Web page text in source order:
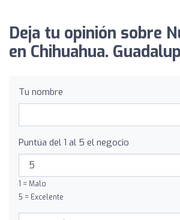
Deja tu opinión sobre
en Chihuahua.
Tu nombre
Puntúa del 1 al 5 el negocio
1 = Malo
5 = Excelente